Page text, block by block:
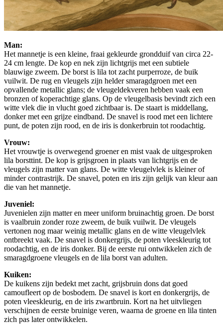
Man:
Het mannetje is een kleine, fraai gekleurde grondduif van circa 22-
24 cm lengte. De kop en nek zijn lichtgrijs met een subtiele
blauwige zweem. De borst is lila tot zacht purperroze, de buik
vuilwit. De rug en vleugels zijn helder smaragdgroen met een
opvallende metallic glans; de vleugeldekveren hebben vaak een
bronzen of koperachtige glans. Op de vleugelbasis bevindt zich een
witte vlek die in vlucht goed zichtbaar is. De staart is middellang,
donker met een grijze eindband. De snavel is rood met een lichtere
punt, de poten zijn rood, en de iris is donkerbruin tot roodachtig.
Vrouw:
Het vrouwtje is overwegend groener en mist vaak de uitgesproken
lila borsttint. De kop is grijsgroen in plaats van lichtgrijs en de
vleugels zijn matter van glans. De witte vleugelvlek is kleiner of
minder contrastrijk. De snavel, poten en iris zijn gelijk van kleur aan
die van het mannetje.
Juveniel:
Juvenielen zijn matter en meer uniform bruinachtig groen. De borst
is vaalbruin zonder roze zweem, de buik vuilwit. De vleugels
vertonen nog maar weinig metallic glans en de witte vleugelvlek
ontbreekt vaak. De snavel is donkergrijs, de poten vleeskleurig tot
roodachtig, en de iris donker. Bij de eerste rui ontwikkelen zich de
smaragdgroene vleugels en de lila borst van adulten.
Kuiken:
De kuikens zijn bedekt met zacht, grijsbruin dons dat goed
camoufleert op de bosbodem. De snavel is kort en donkergrijs, de
poten vleeskleurig, en de iris zwartbruin. Kort na het uitvliegen
verschijnen de eerste bruinige veren, waarna de groene en lila tinten
zich pas later ontwikkelen.